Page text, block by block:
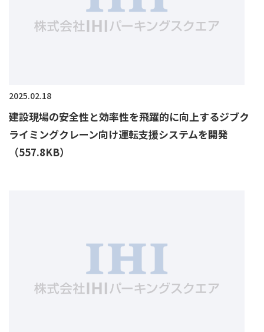
2025.02.18
建設現場の安全性と効率性を飛躍的に向上するジブク
ライミングクレーン向け運転支援システムを開発
（557.8KB）